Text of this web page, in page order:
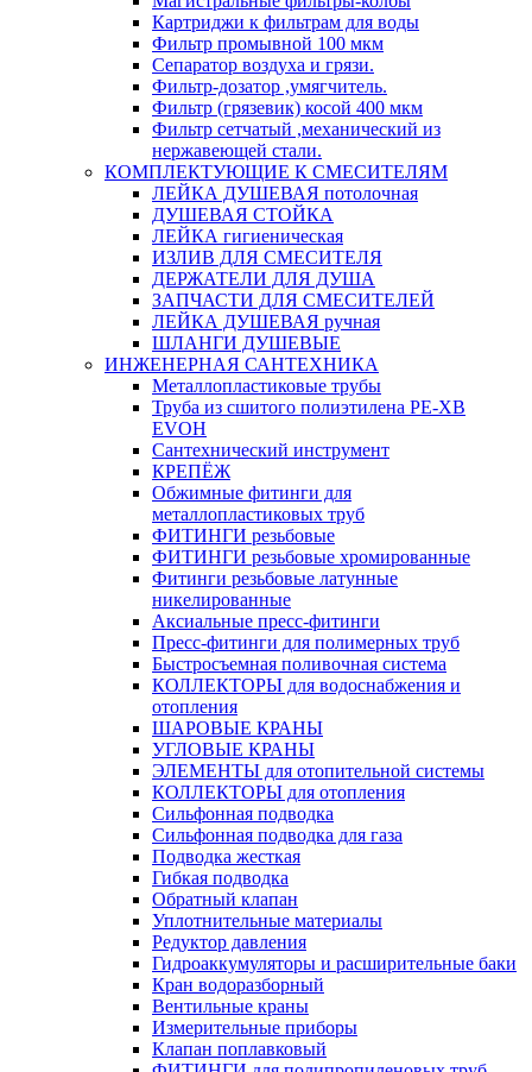
Картриджи к фильтрам для воды
Фильтр промывной 100 мкм
Сепаратор воздуха и грязи.
Фильтр-дозатор ,умягчитель.
Фильтр (грязевик) косой 400 мкм
Фильтр сетчатый ,механический из
нержавеющей стали.
КОМПЛЕКТУЮЩИЕ К СМЕСИТЕЛЯМ
ЛЕЙКА ДУШЕВАЯ потолочная
ДУШЕВАЯ СТОЙКА
ЛЕЙКА гигиеническая
ИЗЛИВ ДЛЯ СМЕСИТЕЛЯ
ДЕРЖАТЕЛИ ДЛЯ ДУША
ЗАПЧАСТИ ДЛЯ СМЕСИТЕЛЕЙ
ЛЕЙКА ДУШЕВАЯ ручная
ШЛАНГИ ДУШЕВЫЕ
ИНЖЕНЕРНАЯ САНТЕХНИКА
Металлопластиковые трубы
Труба из сшитого полиэтилена PE-XB
EVOH
Сантехнический инструмент
КРЕПЁЖ
Обжимные фитинги для
металлопластиковых труб
ФИТИНГИ резьбовые
ФИТИНГИ резьбовые хромированные
Фитинги резьбовые латунные
никелированные
Аксиальные пресс-фитинги
Пресс-фитинги для полимерных труб
Быстросъемная поливочная система
КОЛЛЕКТОРЫ для водоснабжения и
отопления
ШАРОВЫЕ КРАНЫ
УГЛОВЫЕ КРАНЫ
ЭЛЕМЕНТЫ для отопительной системы
КОЛЛЕКТОРЫ для отопления
Сильфонная подводка
Cильфонная подводка для газа
Подводка жесткая
Гибкая подводка
Обратный клапан
Уплотнительные материалы
Редуктор давления
Гидроаккумуляторы и расширительные баки
Кран водоразборный
Вентильные краны
Измерительные приборы
Клапан поплавковый